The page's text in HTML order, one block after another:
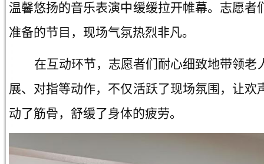
温馨悠扬的音乐表演中缓缓拉开帷幕。志愿
准备的节目，现场气氛热烈非凡。
在互动环节，志愿者们耐心细致地带领
展、对指等动作，不仅活跃了现场氛围，让
动了筋骨，舒缓了身体的疲劳。